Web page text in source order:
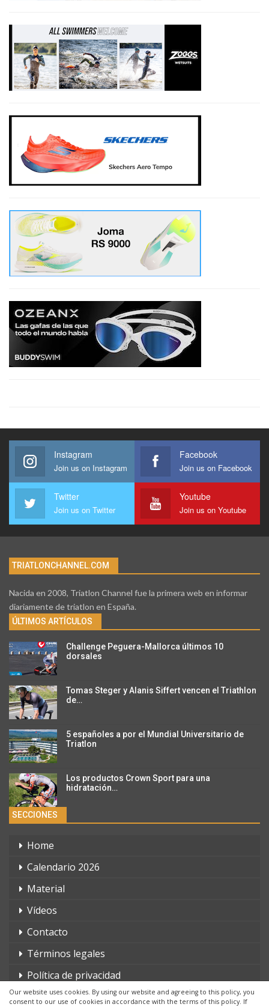
Our website uses cookies. By using our website and agreeing to this policy, you
consent to our use of cookies in accordance with the terms of this policy. If
Instagram
Join us on Instagram
Facebook
Join us on Facebook
Twitter
Join us on Twitter
Youtube
Join us on Youtube
TRIATLONCHANNEL.COM
Nacida en 2008, Triatlon Channel fue la primera web en informar
diariamente de triatlon en España.
ÚLTIMOS ARTÍCULOS
Challenge Peguera-Mallorca últimos 10
dorsales
Tomas Steger y Alanis Siffert vencen el Triathlon
de…
5 españoles a por el Mundial Universitario de
Triatlon
Los productos Crown Sport para una
hidratación…
SECCIONES
Home
Calendario 2026
Material
Vídeos
Contacto
Términos legales
Política de privacidad